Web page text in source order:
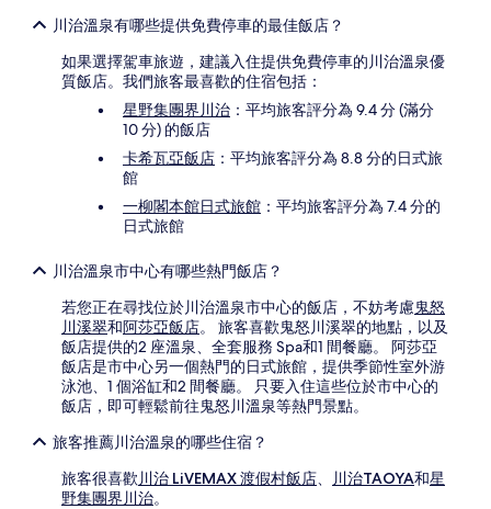
川治溫泉有哪些提供免費停車的最佳飯店？
如果選擇駕車旅遊，建議入住提供免費停車的川治溫泉優
質飯店。我們旅客最喜歡的住宿包括：
星野集團界川治 ：平均旅客評分為 9.4 分 (滿分
10 分) 的飯店
卡希瓦亞飯店 ：平均旅客評分為 8.8 分的日式旅
館
一柳閣本館日式旅館 ：平均旅客評分為 7.4 分的
日式旅館
川治溫泉市中心有哪些熱門飯店？
若您正在尋找位於川治溫泉市中心的飯店，不妨考慮鬼怒
川溪翠和阿莎亞飯店。 旅客喜歡鬼怒川溪翠的地點，以及
飯店提供的2 座溫泉、全套服務 Spa和1 間餐廳。 阿莎亞
飯店是市中心另一個熱門的日式旅館，提供季節性室外游
泳池、1 個浴缸和2 間餐廳。 只要入住這些位於市中心的
飯店，即可輕鬆前往鬼怒川溫泉等熱門景點。
旅客推薦川治溫泉的哪些住宿？
旅客很喜歡川治 LiVEMAX 渡假村飯店、 川治TAOYA和星
野集團界川治。